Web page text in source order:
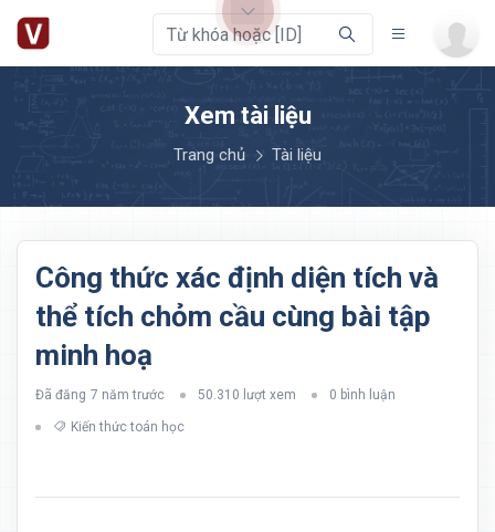
Xem tài liệu
Trang chủ Tài liệu
Công thức xác định diện tích và
thể tích chỏm cầu cùng bài tập
minh hoạ
Đã đăng 7 năm trước 50.310 lượt xem 0 bình luận
Kiến thức toán học